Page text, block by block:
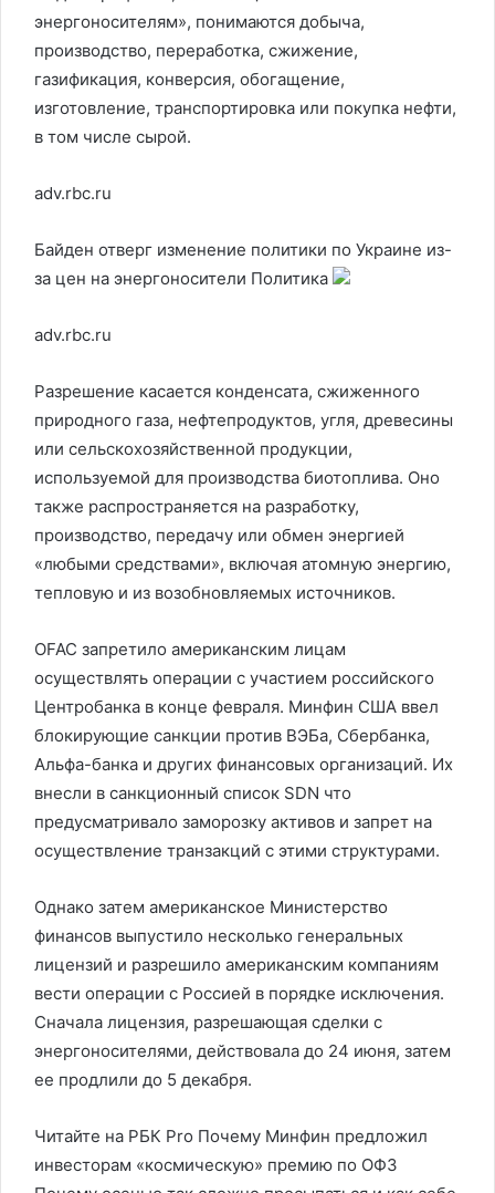
энергоносителям», понимаются добыча,
производство, переработка, сжижение,
газификация, конверсия, обогащение,
изготовление, транспортировка или покупка нефти,
в том числе сырой.
adv.rbc.ru
Байден отверг изменение политики по Украине из-
за цен на энергоносители Политика
adv.rbc.ru
Разрешение касается конденсата, сжиженного
природного газа, нефтепродуктов, угля, древесины
или сельскохозяйственной продукции,
используемой для производства биотоплива. Оно
также распространяется на разработку,
производство, передачу или обмен энергией
«любыми средствами», включая атомную энергию,
тепловую и из возобновляемых источников.
OFAC запретило американским лицам
осуществлять операции с участием российского
Центробанка в конце февраля. Минфин США ввел
блокирующие санкции против ВЭБа, Сбербанка,
Альфа-банка и других финансовых организаций. Их
внесли в санкционный список SDN что
предусматривало заморозку активов и запрет на
осуществление транзакций с этими структурами.
Однако затем американское Министерство
финансов выпустило несколько генеральных
лицензий и разрешило американским компаниям
вести операции с Россией в порядке исключения.
Сначала лицензия, разрешающая сделки с
энергоносителями, действовала до 24 июня, затем
ее продлили до 5 декабря.
Читайте на РБК Pro Почему Минфин предложил
инвесторам «космическую» премию по ОФЗ